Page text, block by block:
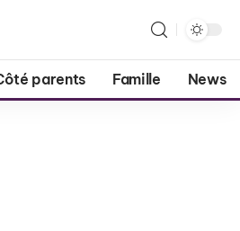
parents Famille News